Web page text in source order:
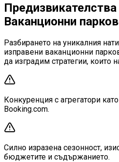
Ваканционни
Разбирането на уникалния
изправени ваканционни
да изградим стратегии, които
Конкуренция с агрегатори
Booking.com.
Силно изразена сезонност,
бюджетите и съдържанието.